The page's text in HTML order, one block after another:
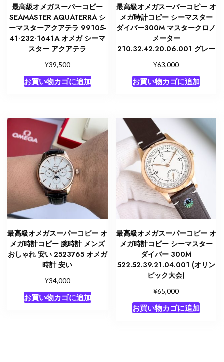
ン
ズ
腕
時
最高級オメガスーパーコピー
SEAMASTER AQUATERRA シ
ーマスターアクアテラ 99105-
41-232-1641A オメガ シーマ
スター アクアテラ
¥39,500
お買い物カゴに追加
最高級オメガスーパーコピー オ
メガ時計コピー シーマスター
ダイバー300M マスタークロノ
メーター
210.32.42.20.06.001 グレー
¥63,000
お買い物カゴに追加
最高級オメガスーパーコピー オ
メガ時計コピー 腕時計 メンズ
おしゃれ 安い 2523765 オメガ
時計 安い
¥34,000
お買い物カゴに追加
最高級オメガスーパーコピー オ
メガ時計コピー シーマスター
ダイバー 300M
522.52.39.21.04.001 (オリン
ピック大会)
¥65,000
お買い物カゴに追加